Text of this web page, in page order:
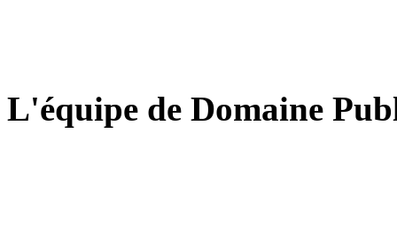
L'équipe de Domaine